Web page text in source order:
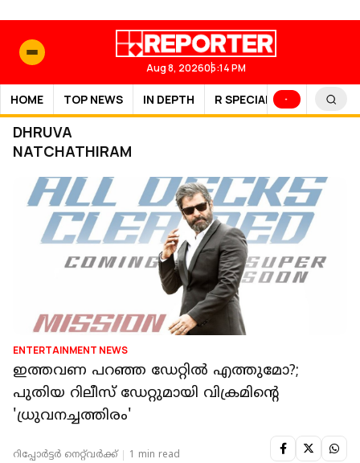
Aug 8, 202605:14 PM
HOME TOP NEWS IN DEPTH R SPECIAL SPORTS
DHRUVA
NATCHATHIRAM
ENTERTAINMENT NEWS
ഇത്തവണ പറഞ്ഞ ഡേറ്റിൽ എത്തുമോ?;
പുതിയ റിലീസ് ഡേറ്റുമായി വിക്രമിന്റെ
'ധ്രുവനച്ചത്തിരം'
റിപ്പോർട്ടർ നെറ്റ്‌വര്‍ക്ക്‌ 1 min read